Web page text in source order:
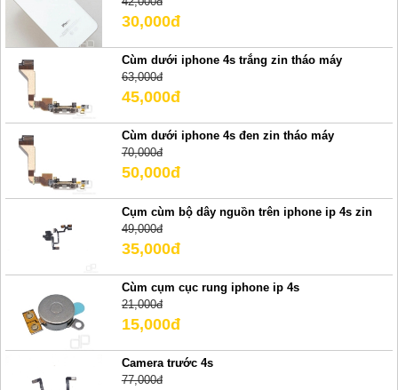
30,000đ
Cùm dưới iphone 4s trắng zin tháo máy
63,000đ
45,000đ
Cùm dưới iphone 4s đen zin tháo máy
70,000đ
50,000đ
Cụm cùm bộ dây nguồn trên iphone ip 4s zin
49,000đ
35,000đ
Cùm cụm cục rung iphone ip 4s
21,000đ
15,000đ
Camera trước 4s
77,000đ